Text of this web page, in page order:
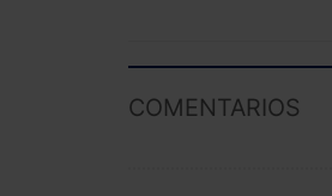
COMENTARIOS